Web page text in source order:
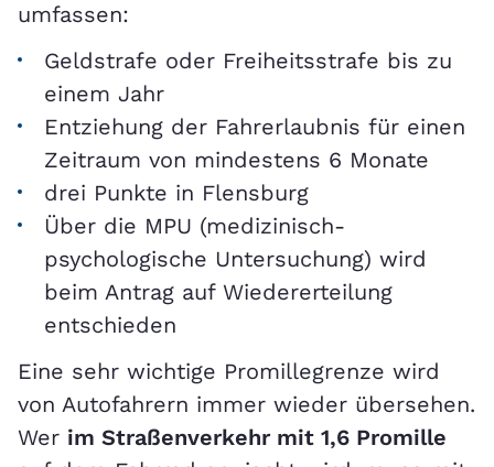
umfassen:
Geldstrafe oder Freiheitsstrafe bis zu
einem Jahr
Entziehung der Fahrerlaubnis für einen
Zeitraum von mindestens 6 Monate
drei Punkte in Flensburg
Über die MPU (medizinisch-
psychologische Untersuchung) wird
beim Antrag auf Wiedererteilung
entschieden
Eine sehr wichtige Promillegrenze wird
von Autofahrern immer wieder übersehen.
Wer im Straßenverkehr mit 1,6 Promille